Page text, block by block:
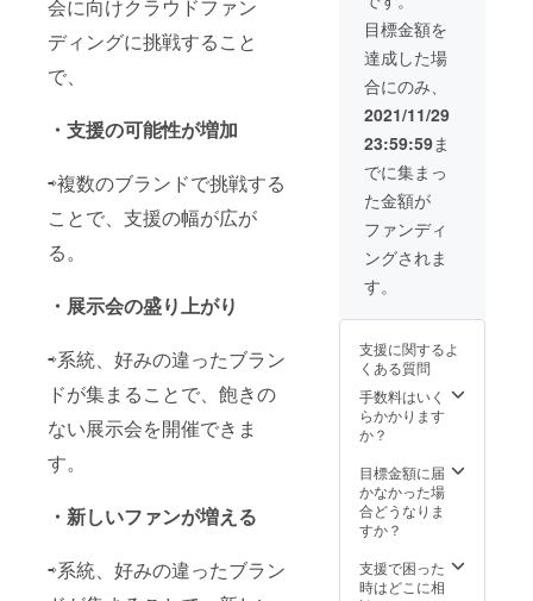
会に向けクラウドファン
ディングに挑戦すること
で、
・支援の可能性が増加
⇨複数のブランドで挑戦する
ことで、支援の幅が広が
る。
・展示会の盛り上がり
⇨系統、好みの違ったブラン
ドが集まることで、飽きの
ない展示会を開催できま
す。
・新しいファンが増える
⇨系統、好みの違ったブラン
す。
※webパ
ンフ
レット
は、展
示会紹
介、ア
パレル
ブラン
ド紹
介、
アー
ティス
ターン
支援者
名簿の4
点で構
成を行
いま
オリジ
ナルソ
ング（5
支援し
ていた
分間流
れま
す。（1
曲） 展
示会内
のテレ
ビでPV
を流し
ます。
webパ
ンフ
レット
にアー
とし
己紹介
（200文
字以
下）
SNSア
トを掲
載いた
しま
す。
ンフ
レット
目標金額を
達成した場
合にのみ、
2021/11/29
23:59:59ま
でに集まっ
た金額が
ファンディ
ングされま
す。
支援に関するよ
くある質問
手数料はいく
らかかります
か？
目標金額に届
かなかった場
合どうなりま
すか？
支援で困った
時はどこに相